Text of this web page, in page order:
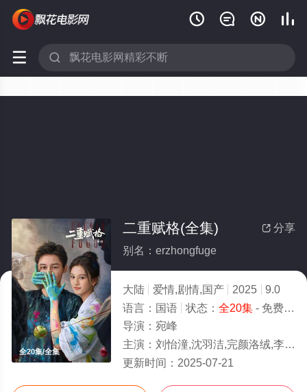
   
 
全20集/全集
 分享
二重赋格(全集)
别名：erzhongfuge
大陆 爱情,剧情,国产 2025
9.0
语言： 国语 状态： 全20集- 免费在线观看
导演： 宛峰
主演： 刘怡潼,沈羽洁,完颜洛绒,李澳,屠显智,王乐,张垒,刘泳希,李进荣,李子锋
更新时间： 2025-07-21